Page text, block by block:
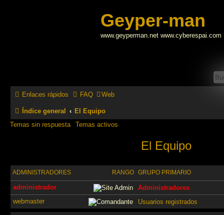
Geyper-man
www.geyperman.net www.cyberespai.com
Enlaces rápidos FAQ Web
Índice general
El Equipo
Temas sin respuesta
Temas activos
El Equipo
RANGO
ADMINISTRADORES GRUPO PRIMARIO
administrador
Administradores
webmaster
Usuarios registrados